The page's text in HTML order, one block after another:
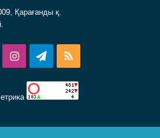
Қарағанды қ.
InstagramTelegram